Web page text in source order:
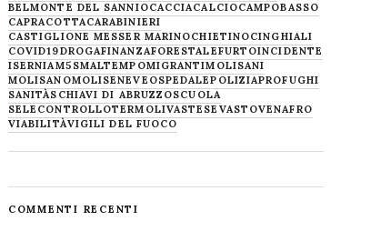
BELMONTE DEL SANNIOCACCIACALCIOCAMPOBASSO
CAPRACOTTACARABINIERI
CASTIGLIONE MESSER MARINOCHIETINOCINGHIALI
COVID19DROGAFINANZAFORESTALEFURTOINCIDENTE
ISERNIAM5SMALTEMPOMIGRANTIMOLISANI
MOLISANOMOLISENEVE OSPEDALEPOLIZIAPROFUGHI
SANITÀSCHIAVI DI ABRUZZOSCUOLA
SELECONTROLLOTERMOLIVASTESE VASTOVENAFRO
VIABILITÀVIGILI DEL FUOCO
COMMENTI RECENTI